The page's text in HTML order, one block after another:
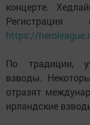
концерте.
https://
По традиции,
взводы.
отразят
ирландские